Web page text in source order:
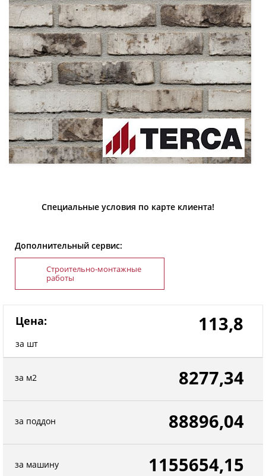
Специальные условия по карте клиента!
Дополнительный сервис:
Строительно-монтажные
работы
Цена:
за шт
113,8
за м2 8277,34
за поддон 88896,04
за машину 1155654,15